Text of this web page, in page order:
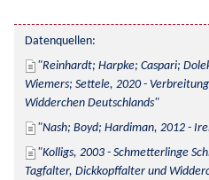
Datenquellen:
Reinhardt; Harpke; Caspari;
Wiemers; Settele, 2020 -
Widderchen Deutschlands
Nash; Boyd; Hardiman, 2012 -
Kolligs, 2003 - Schmetterlinge
Tagfalter, Dickkopffalter und